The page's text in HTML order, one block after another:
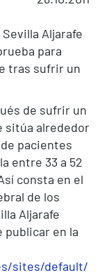
Aljarafe
para
tras sufrir un
de sufrir un
sitúa alrededor
pacientes
entre 33 a 52
consta en el
de los
Aljarafe
publicar en la
sites/default/